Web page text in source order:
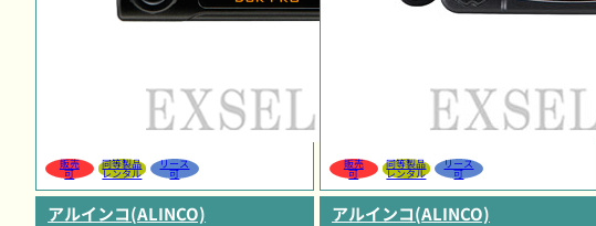
販売
可
同等製品
レンタル
リース
可
販売
可
同等製品
レンタル
リース
可
アルインコ(ALINCO) アルインコ(ALINCO)